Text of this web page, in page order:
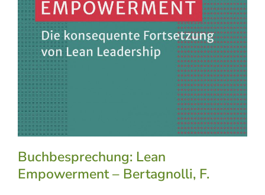
Buchbesprechung: Lean
Empowerment – Bertagnolli, F.